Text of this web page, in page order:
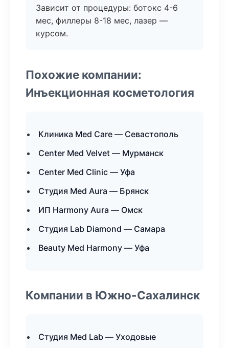
Зависит от процедуры: ботокс 4-6
мес, филлеры 8-18 мес, лазер —
курсом.
Похожие компании:
Инъекционная косметология
Клиника Med Care — Севастополь
Center Med Velvet — Мурманск
Center Med Clinic — Уфа
Студия Med Aura — Брянск
ИП Harmony Aura — Омск
Студия Lab Diamond — Самара
Beauty Med Harmony — Уфа
Компании в Южно-Сахалинск
Студия Med Lab — Уходовые